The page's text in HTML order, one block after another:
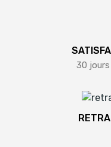
30 jours